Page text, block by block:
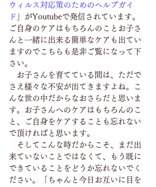
ウィルス対応策のためのヘルプガイ
ド
」がYoutubeで発信されています。
ご自身のケアはもちろんのことお子さ
んと一緒に出来る簡単なケアも出てい
ますのでこちらも是非ご覧になって下
さい。
お子さんを育てている間は、ただで
さえ様々な不安が出てきますよね。こ
んな世の中だからなおさらだと思いま
す。お子さんへのケアはもちろんのこ
と、ご自身をケアすることも忘れない
で頂ければと思います。
そしてこんな時だからこそ、まだ出
来ていないことではなくて、もう既に
できていることをどうか忘れないでく
ださい。「ちゃんと今日お互いに目を